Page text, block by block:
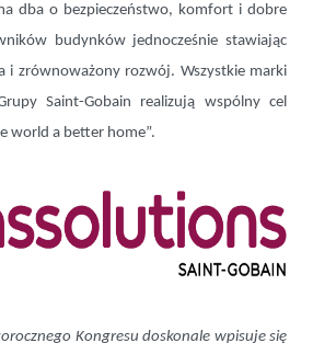
dba o bezpieczeństwo, komfort i dobre
budynków jednocześnie stawiając
i zrównoważony rozwój. Wszystkie marki
Saint-Gobain realizują wspólny cel
world a better home”.
Kongresu doskonale wpisuje się